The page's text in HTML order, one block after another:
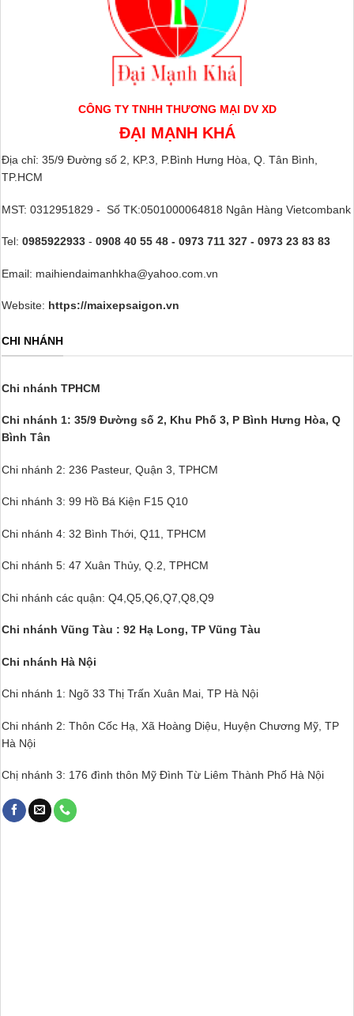
CÔNG TY TNHH THƯƠNG MẠI DV XD
ĐẠI MẠNH KHÁ
Địa chỉ: 35/9 Đường số 2, KP.3, P.Bình Hưng Hòa, Q. Tân Bình,
TP.HCM
MST: 0312951829 - Số TK:0501000064818 Ngân Hàng Vietcombank
Tel: 0985922933 - 0908 40 55 48 - 0973 711 327 - 0973 23 83 83
Email: maihiendaimanhkha@yahoo.com.vn
Website: https://maixepsaigon.vn
CHI NHÁNH
Chi nhánh TPHCM
Chi nhánh 1: 35/9 Đường số 2, Khu Phố 3, P Bình Hưng Hòa, Q
Bình Tân
Chi nhánh 2: 236 Pasteur, Quận 3, TPHCM
Chi nhánh 3: 99 Hồ Bá Kiện F15 Q10
Chi nhánh 4: 32 Bình Thới, Q11, TPHCM
Chi nhánh 5: 47 Xuân Thủy, Q.2, TPHCM
Chi nhánh các quận: Q4,Q5,Q6,Q7,Q8,Q9
Chi nhánh Vũng Tàu : 92 Hạ Long, TP Vũng Tàu
Chi nhánh Hà Nội
Chi nhánh 1: Ngõ 33 Thị Trấn Xuân Mai, TP Hà Nội
Chi nhánh 2: Thôn Cốc Hạ, Xã Hoàng Diệu, Huyện Chương Mỹ, TP
Hà Nội
Chị nhánh 3: 176 đình thôn Mỹ Đình Từ Liêm Thành Phố Hà Nội